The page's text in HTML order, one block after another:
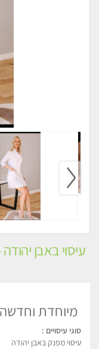
עיסוי באבן
מיוחדת וחדשה
סוגי עיסויים :
עיסוי מפנק באבן יהודה